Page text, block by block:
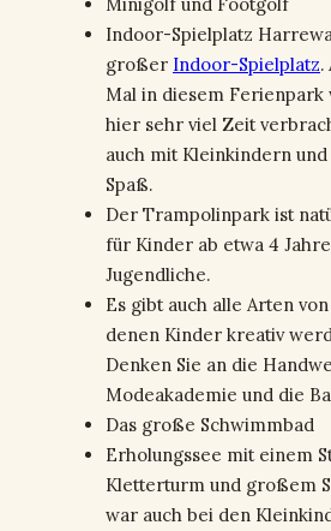
Indoor-Spielplatz
großer Indoor-Spielplatz.
Mal in diesem Ferienpark
hier sehr viel Zeit
auch mit Kleinkindern
Spaß.
Der Trampolinpark ist
für Kinder ab etwa 4
Jugendliche.
Es gibt auch alle Arten
denen Kinder kreativ
Denken Sie an die
Modeakademie und die
Das große Schwimmbad
Erholungssee mit einem
Kletterturm und großem
war auch bei den